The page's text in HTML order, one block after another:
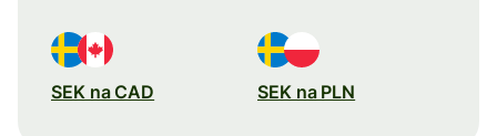
SEK na CAD SEK na PLN